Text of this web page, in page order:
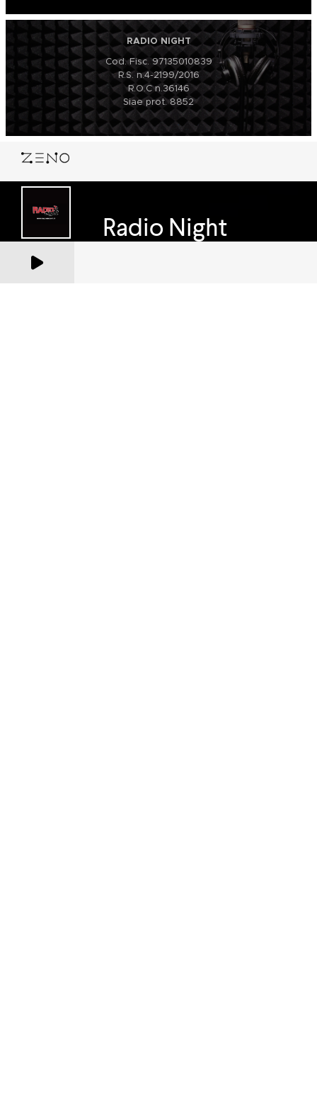
RADIO NIGHT
Cod. Fisc. 97135010839
R.S. n.4-2199/2016
R.O.C n.36146
Siae prot. 8852